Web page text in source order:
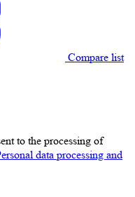
Compare list
to the processing of
data processing and